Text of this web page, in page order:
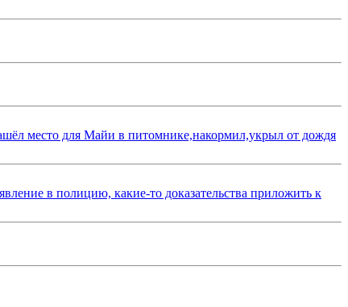
место для Майи в питомнике,накормил,укрыл от дождя
в полицию, какие-то доказательства приложить к